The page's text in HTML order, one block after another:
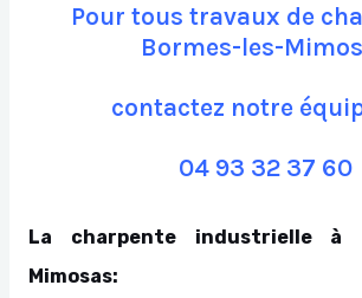
Pour tous travaux de
Bormes-les-
contactez notre
04 93 32 37 60
La charpente industrielle à
Mimosas: